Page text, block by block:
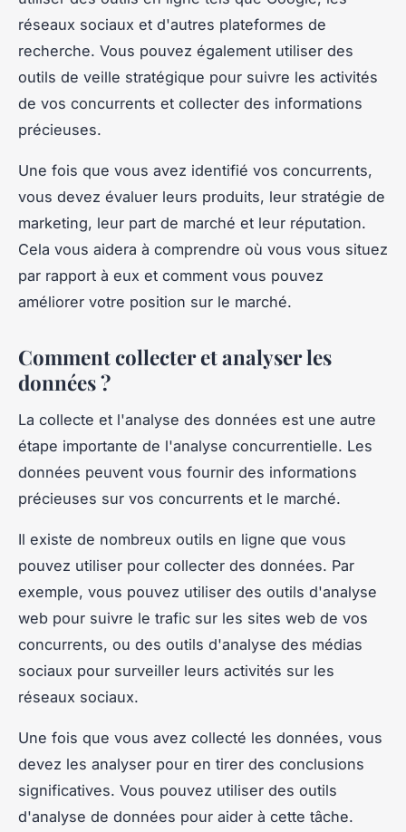
réseaux sociaux et d'autres plateformes de
recherche. Vous pouvez également utiliser des
outils de veille stratégique pour suivre les activités
de vos concurrents et collecter des informations
précieuses.
Une fois que vous avez identifié vos concurrents,
vous devez évaluer leurs produits, leur stratégie de
marketing, leur part de marché et leur réputation.
Cela vous aidera à comprendre où vous vous situez
par rapport à eux et comment vous pouvez
améliorer votre position sur le marché.
Comment collecter et analyser les
données ?
La collecte et l'analyse des données est une autre
étape importante de l'analyse concurrentielle. Les
données peuvent vous fournir des informations
précieuses sur vos concurrents et le marché.
Il existe de nombreux outils en ligne que vous
pouvez utiliser pour collecter des données. Par
exemple, vous pouvez utiliser des outils d'analyse
web pour suivre le trafic sur les sites web de vos
concurrents, ou des outils d'analyse des médias
sociaux pour surveiller leurs activités sur les
réseaux sociaux.
Une fois que vous avez collecté les données, vous
devez les analyser pour en tirer des conclusions
significatives. Vous pouvez utiliser des outils
d'analyse de données pour aider à cette tâche.